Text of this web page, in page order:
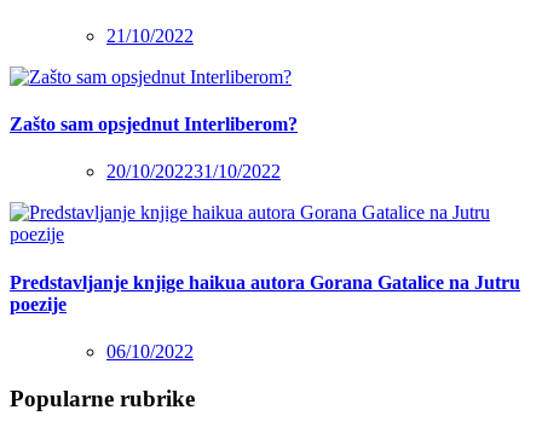
21/10/2022
Zašto sam opsjednut Interliberom?
20/10/202231/10/2022
Predstavljanje knjige haikua autora Gorana Gatalice na Jutru
poezije
06/10/2022
Popularne rubrike